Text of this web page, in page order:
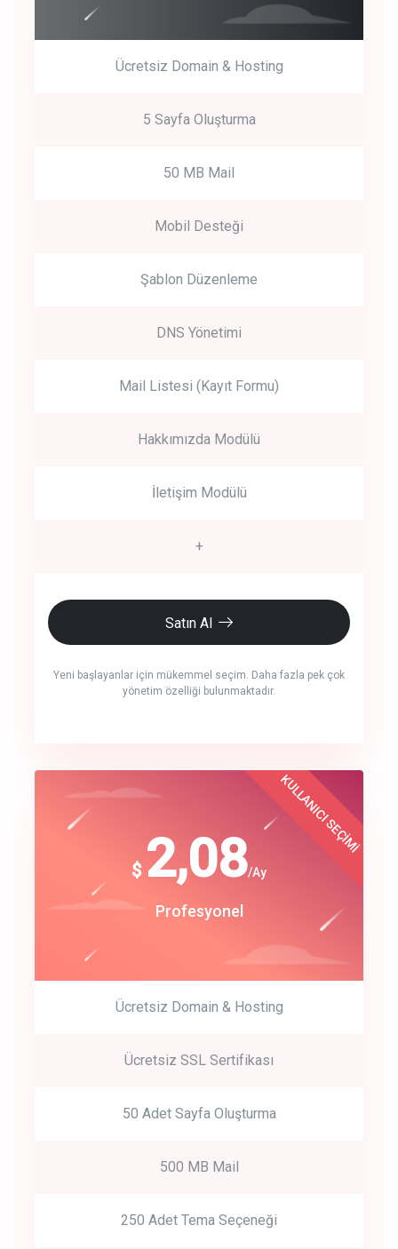
Ücretsiz Domain & Hosting
5 Sayfa Oluşturma
50 MB Mail
Mobil Desteği
Şablon Düzenleme
DNS Yönetimi
Mail Listesi (Kayıt Formu)
Hakkımızda Modülü
İletişim Modülü
+
Satın Al
Yeni başlayanlar için mükemmel seçim. Daha fazla pek çok
yönetim özelliği bulunmaktadır.
crm auto cync
track energy costs
Get Started
Start by trying our service for 30 days free trial no credit card
$ 2,08/Ay
Profesyonel
KULLANICI SEÇİMİ
Ücretsiz Domain & Hosting
Ücretsiz SSL Sertifikası
50 Adet Sayfa Oluşturma
500 MB Mail
250 Adet Tema Seçeneği
$
180
Start Up
Best Choice